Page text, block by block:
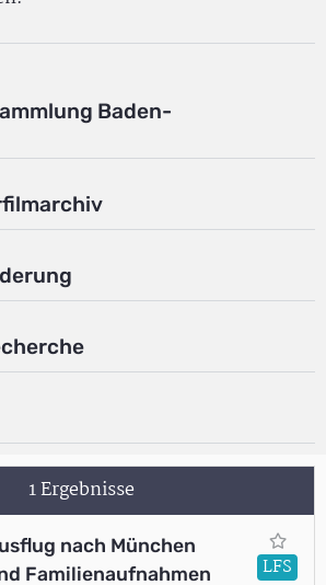
Baden-
1 Ergebnisse
nach München
Familienaufnahmen
LFS